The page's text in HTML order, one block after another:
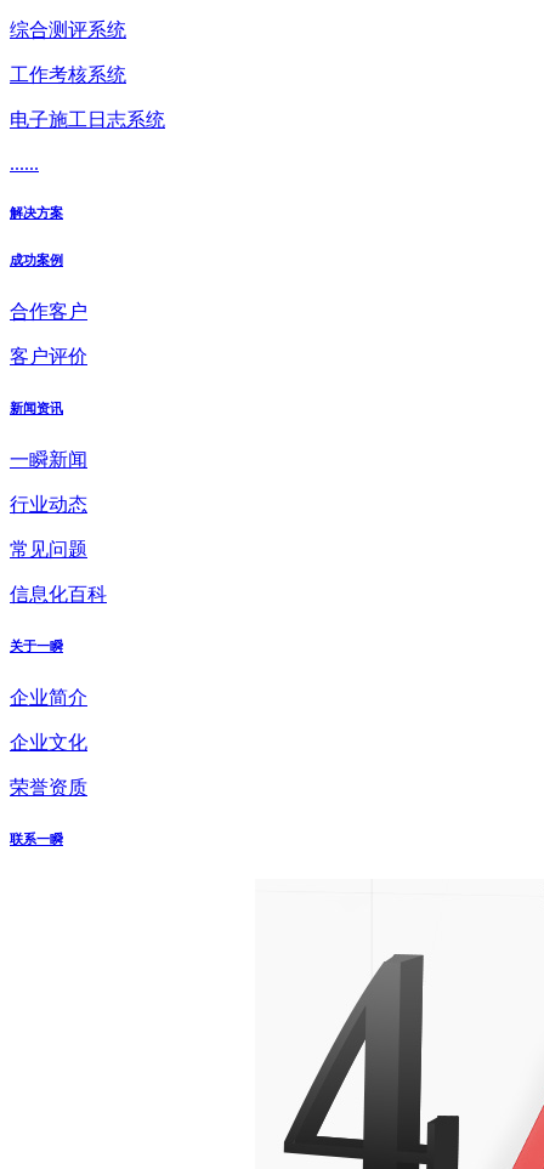
综合测评系统
工作考核系统
电子施工日志系统
......
解决方案
成功案例
合作客户
客户评价
新闻资讯
一瞬新闻
行业动态
常见问题
信息化百科
关于一瞬
企业简介
企业文化
荣誉资质
联系一瞬